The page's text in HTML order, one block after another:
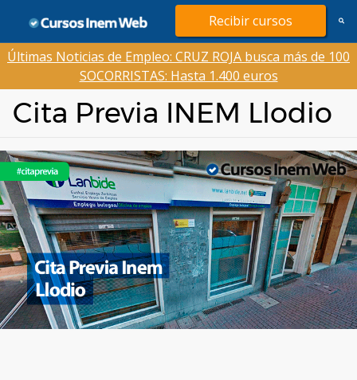
contenido
Recibir cursos
Últimas Noticias de Empleo: CRUZ ROJA busca más de 100
SOCORRISTAS: Hasta 1.400 euros
Cita Previa INEM Llodio